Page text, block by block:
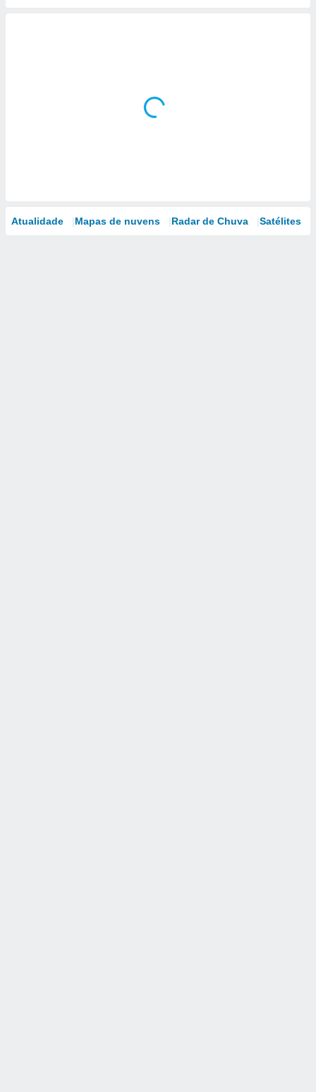
Atualidade Mapas de nuvens Radar de Chuva Satélites